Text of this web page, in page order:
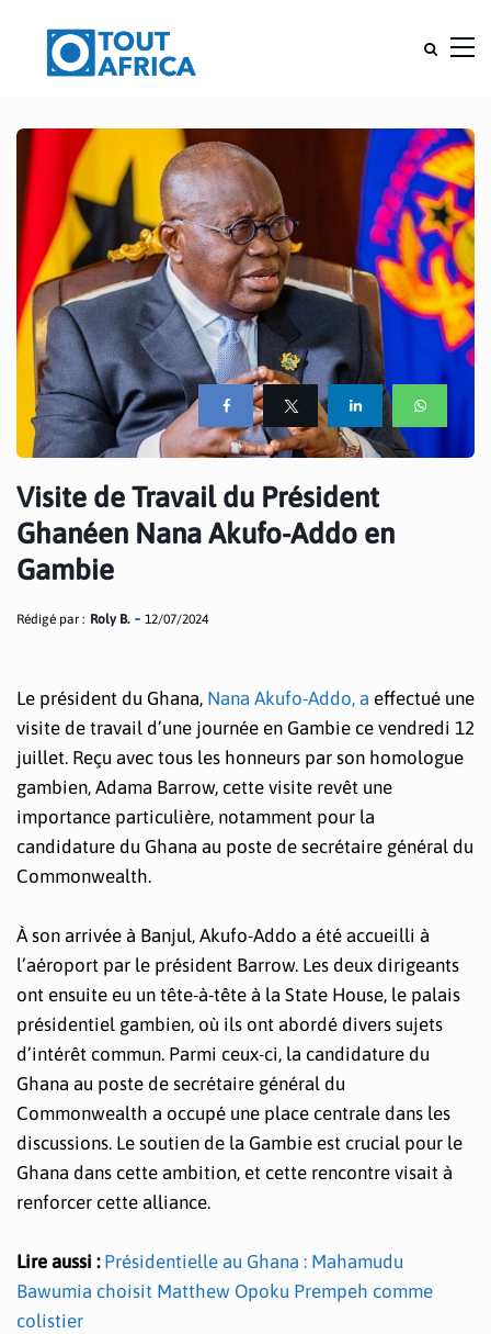
Visite de Travail du Président
Ghanéen Nana Akufo-Addo en
Gambie
Rédigé par : Roly B. 12/07/2024
Le président du Ghana, Nana Akufo-Addo, a effectué une
visite de travail d’une journée en Gambie ce vendredi 12
juillet. Reçu avec tous les honneurs par son homologue
gambien, Adama Barrow, cette visite revêt une
importance particulière, notamment pour la
candidature du Ghana au poste de secrétaire général du
Commonwealth.
À son arrivée à Banjul, Akufo-Addo a été accueilli à
l’aéroport par le président Barrow. Les deux dirigeants
ont ensuite eu un tête-à-tête à la State House, le palais
présidentiel gambien, où ils ont abordé divers sujets
d’intérêt commun. Parmi ceux-ci, la candidature du
Ghana au poste de secrétaire général du
Commonwealth a occupé une place centrale dans les
discussions. Le soutien de la Gambie est crucial pour le
Ghana dans cette ambition, et cette rencontre visait à
renforcer cette alliance.
Lire aussi : Présidentielle au Ghana : Mahamudu
Bawumia choisit Matthew Opoku Prempeh comme
colistier